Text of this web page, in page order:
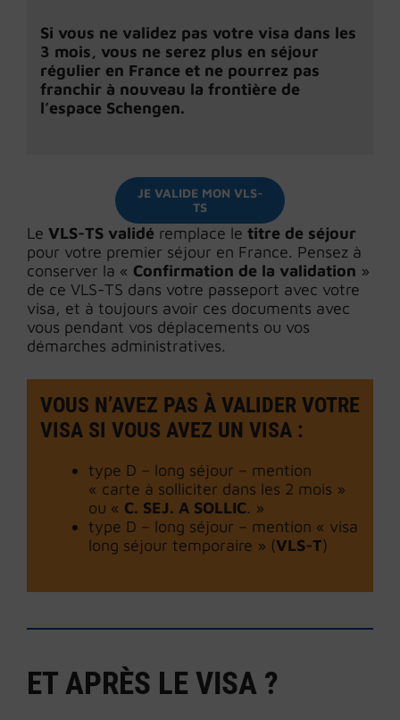
Si vous ne validez pas votre visa dans les
3 mois, vous ne serez plus en séjour
régulier en France et ne pourrez pas
franchir à nouveau la frontière de
l’espace Schengen.
JE VALIDE MON VLS-
TS
Le VLS-TS validé remplace le titre de séjour
pour votre premier séjour en France. Pensez à
conserver la « Confirmation de la validation »
de ce VLS-TS dans votre passeport avec votre
visa, et à toujours avoir ces documents avec
vous pendant vos déplacements ou vos
démarches administratives.
VOUS N’AVEZ PAS À VALIDER VOTRE
VISA SI VOUS AVEZ UN VISA :
type D – long séjour – mention
« carte à solliciter dans les 2 mois »
ou « C. SEJ. A SOLLIC. »
type D – long séjour – mention « visa
long séjour temporaire » (VLS-T)
ET APRÈS LE VISA ?